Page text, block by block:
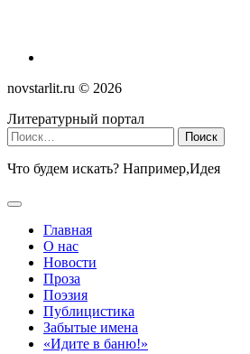
novstarlit.ru © 2026
Литературный портал
Найти:
Что будем искать? Например,Идея
Главная
О нас
Новости
Проза
Поэзия
Публицистика
Забытые имена
«Идите в баню!»